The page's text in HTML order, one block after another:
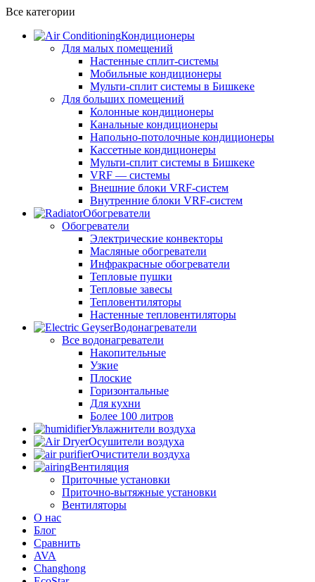
Все категории
Кондиционеры
Для малых помещений
Настенные сплит-системы
Мобильные кондиционеры
Мульти-сплит системы в Бишкеке
Для больших помещений
Колонные кондиционеры
Канальные кондиционеры
Напольно-потолочные кондиционеры
Кассетные кондиционеры
Мульти-сплит системы в Бишкеке
VRF — системы
Внешние блоки VRF-систем
Внутренние блоки VRF-систем
Обогреватели
Обогреватели
Электрические конвекторы
Масляные обогреватели
Инфракрасные обогреватели
Тепловые пушки
Тепловые завесы
Тепловентиляторы
Настенные тепловентиляторы
Водонагреватели
Все водонагреватели
Накопительные
Узкие
Плоские
Горизонтальные
Для кухни
Более 100 литров
Увлажнители воздуха
Осушители воздуха
Очистители воздуха
Вентиляция
Приточные установки
Приточно-вытяжные установки
Вентиляторы
О нас
Блог
Сравнить
AVA
Changhong